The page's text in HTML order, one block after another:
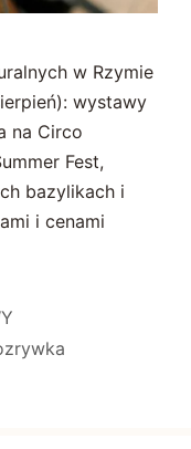
w Rzymie
wystawy
na Circo
Fest,
bazylikach i
i cenami